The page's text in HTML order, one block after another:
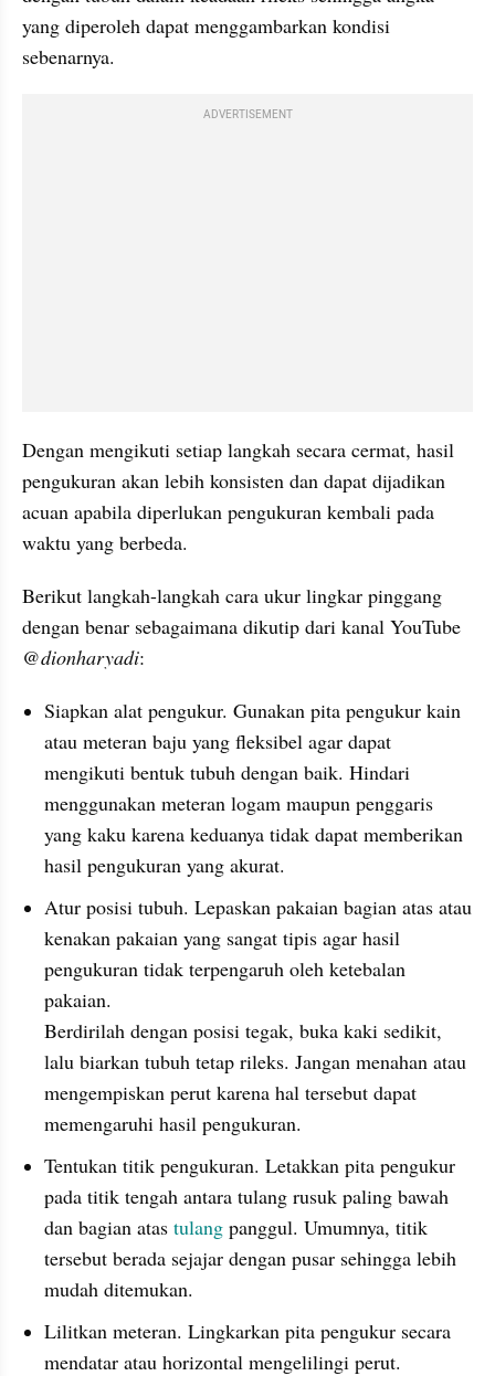
yang diperoleh dapat menggambarkan kondisi
sebenarnya.
ADVERTISEMENT
Dengan mengikuti setiap langkah secara cermat, hasil
pengukuran akan lebih konsisten dan dapat dijadikan
acuan apabila diperlukan pengukuran kembali pada
waktu yang berbeda.
Berikut langkah-langkah cara ukur lingkar pinggang
@dionharyadi:
Siapkan alat pengukur. Gunakan pita pengukur kain
atau meteran baju yang fleksibel agar dapat
mengikuti bentuk tubuh dengan baik. Hindari
menggunakan meteran logam maupun penggaris
yang kaku karena keduanya tidak dapat memberikan
hasil pengukuran yang akurat.
Atur posisi tubuh. Lepaskan pakaian bagian atas atau
kenakan pakaian yang sangat tipis agar hasil
pengukuran tidak terpengaruh oleh ketebalan
pakaian.
Berdirilah dengan posisi tegak, buka kaki sedikit,
lalu biarkan tubuh tetap rileks. Jangan menahan atau
mengempiskan perut karena hal tersebut dapat
memengaruhi hasil pengukuran.
Tentukan titik pengukuran. Letakkan pita pengukur
pada titik tengah antara tulang rusuk paling bawah
dan bagian atas tulang panggul. Umumnya, titik
tersebut berada sejajar dengan pusar sehingga lebih
mudah ditemukan.
Lilitkan meteran. Lingkarkan pita pengukur secara
mendatar atau horizontal mengelilingi perut.